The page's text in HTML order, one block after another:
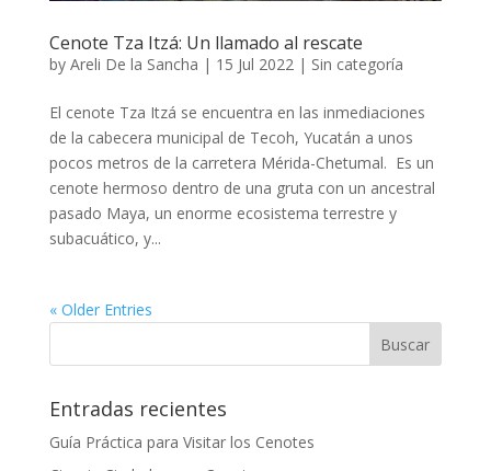
Cenote Tza Itzá: Un llamado al rescate
by Areli De la Sancha | 15 Jul 2022| Sin categoría
El cenote Tza Itzá se encuentra en las inmediaciones
de la cabecera municipal de Tecoh, Yucatán a unos
pocos metros de la carretera Mérida-Chetumal. Es un
cenote hermoso dentro de una gruta con un ancestral
pasado Maya, un enorme ecosistema terrestre y
subacuático, y...
« Older Entries
Entradas recientes
Guía Práctica para Visitar los Cenotes